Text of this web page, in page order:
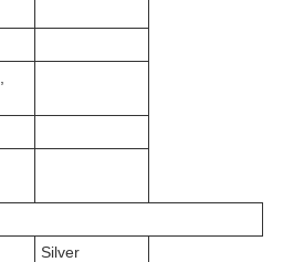
Silver